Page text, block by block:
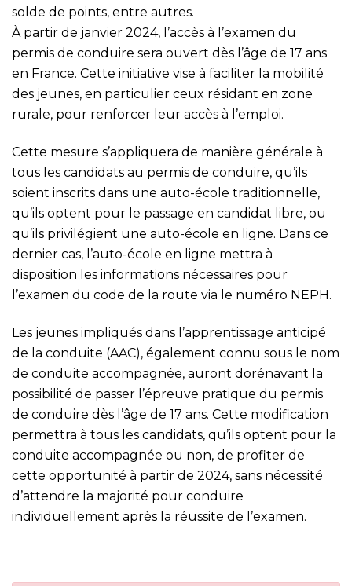
solde de points, entre autres.
À partir de janvier 2024, l’accès à l’examen du
permis de conduire sera ouvert dès l’âge de 17 ans
en France. Cette initiative vise à faciliter la mobilité
des jeunes, en particulier ceux résidant en zone
rurale, pour renforcer leur accès à l’emploi.
Cette mesure s’appliquera de manière générale à
tous les candidats au permis de conduire, qu’ils
soient inscrits dans une auto-école traditionnelle,
qu’ils optent pour le passage en candidat libre, ou
qu’ils privilégient une auto-école en ligne. Dans ce
dernier cas, l’auto-école en ligne mettra à
disposition les informations nécessaires pour
l’examen du code de la route via le numéro NEPH.
Les jeunes impliqués dans l’apprentissage anticipé
de la conduite (AAC), également connu sous le nom
de conduite accompagnée, auront dorénavant la
possibilité de passer l’épreuve pratique du permis
de conduire dès l’âge de 17 ans. Cette modification
permettra à tous les candidats, qu’ils optent pour la
conduite accompagnée ou non, de profiter de
cette opportunité à partir de 2024, sans nécessité
d’attendre la majorité pour conduire
individuellement après la réussite de l’examen.